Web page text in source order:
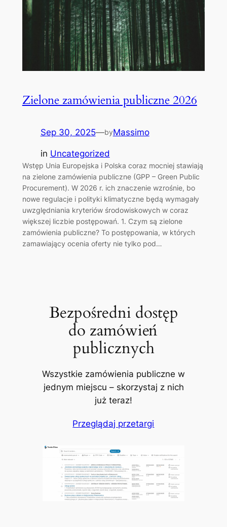
Zielone zamówienia publiczne 2026
Sep 30, 2025—byMassimo
in Uncategorized
Wstęp Unia Europejska i Polska coraz mocniej stawiają
na zielone zamówienia publiczne (GPP – Green Public
Procurement). W 2026 r. ich znaczenie wzrośnie, bo
nowe regulacje i polityki klimatyczne będą wymagały
uwzględniania kryteriów środowiskowych w coraz
większej liczbie postępowań. 1. Czym są zielone
zamówienia publiczne? To postępowania, w których
zamawiający ocenia oferty nie tylko pod…
Bezpośredni dostęp
do zamówień
publicznych
Wszystkie zamówienia publiczne w
jednym miejscu – skorzystaj z nich
już teraz!
Przeglądaj przetargi